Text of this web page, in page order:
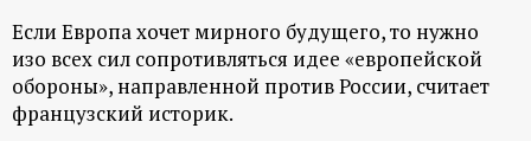
Если Европа хочет мирного будущего, то нужно
изо всех сил сопротивляться идее «европейской
обороны», направленной против России, считает
французский историк.